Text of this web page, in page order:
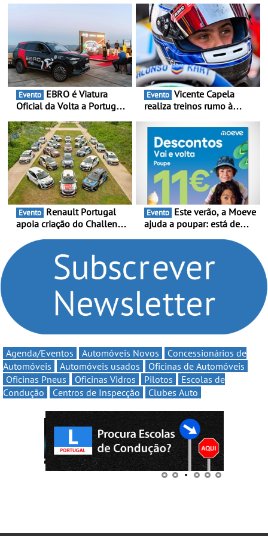
Evento
Oficial da Volta a Portugal
presença nacional ao lado
da mítica prova de ciclismo
e leva a sua gama SUV
multi-energia às estradas
de Portugal
Evento
realiza treinos rumo à
Portugal Karting e mira boa
estreia - O Campeonato
Portugal Karting 2026
decorre entre 1 de Março e
6 de Setembro
Evento
apoia criação do Challenge
compromisso com o
automobilismo nacional
continua em 2026
Evento
ajuda a poupar: está de
Volta” com descontos de
Agenda/Eventos Automóveis Novos
Concessionários de
Automóveis
Automóveis usados
Oficinas de Automóveis
Oficinas Pneus
Oficinas Vidros Pilotos
Escolas de
Condução
Centros de Inspecção Clubes Auto